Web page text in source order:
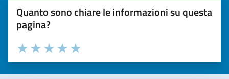
Quanto sono chiare le informazioni su questa
pagina?
Valuta la chiarezza delle informazioni (da 1 a 5 stelle)
Seleziona il numero di stelle per valutare la chiarezza delle
Valuta 5 stelle su 5
Valuta 4 stelle su 5
Valuta 3 stelle su 5
Valuta 2 stelle su 5
Valuta 1 stelle su 5